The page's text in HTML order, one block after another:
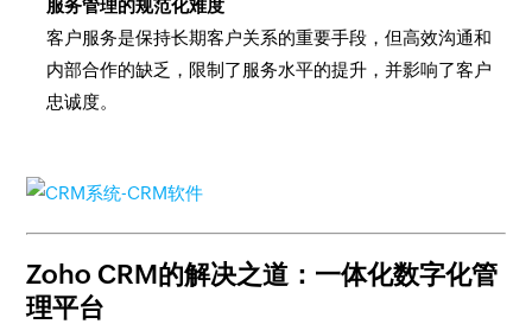
服务管理的规范化难度
客户服务是保持长期客户关系的重要手段，但高效沟通和
内部合作的缺乏，限制了服务水平的提升，并影响了客户
忠诚度。
Zoho CRM的解决之道：一体化数字化管
理平台